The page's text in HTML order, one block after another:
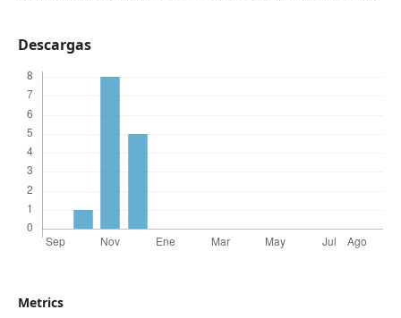
Descargas
Metrics